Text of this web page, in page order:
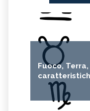
Fuoco,